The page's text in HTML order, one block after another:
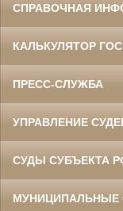
СПРАВОЧНАЯ
КАЛЬКУЛЯТОР
ПРЕСС-СЛУЖБА
УПРАВЛЕНИЕ
СУДЫ СУБЪЕКТА
МУНИЦИПАЛЬНЫЕ